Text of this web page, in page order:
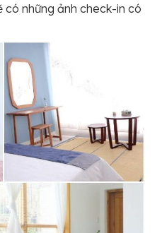
có những ảnh check-in có